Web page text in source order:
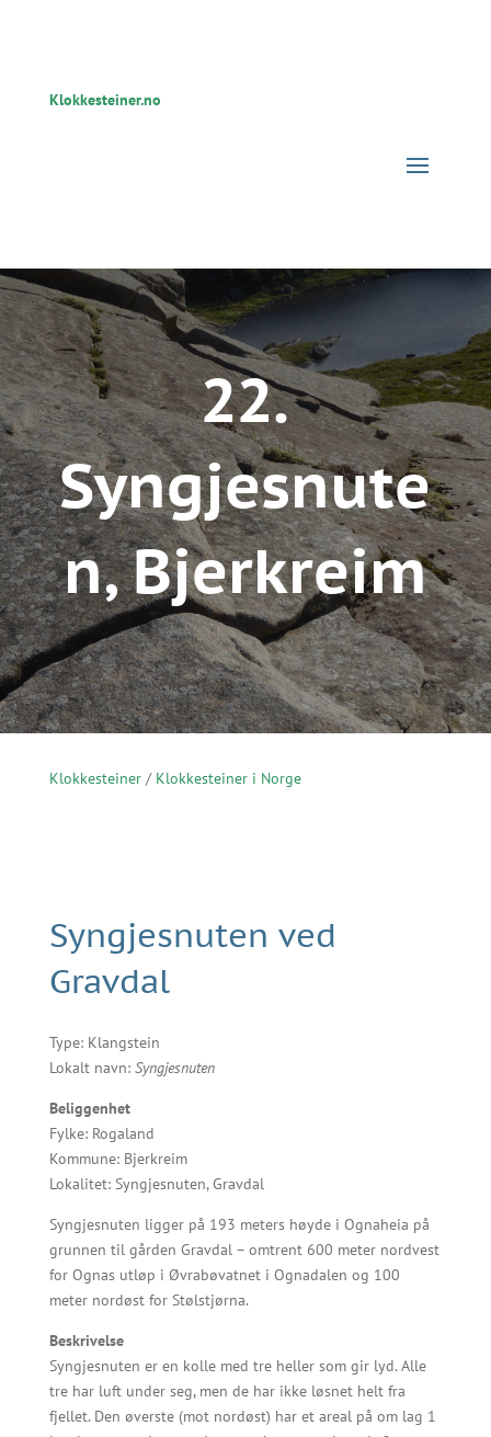
Klokkesteiner.no
22.
Syngjesnute
n, Bjerkreim
Klokkesteiner/ Klokkesteiner i Norge
Syngjesnuten ved
Gravdal
Type: Klangstein
Lokalt navn: Syngjesnuten
Beliggenhet
Fylke: Rogaland
Kommune: Bjerkreim
Lokalitet: Syngjesnuten, Gravdal
Syngjesnuten ligger på 193 meters høyde i Ognaheia på
grunnen til gården Gravdal – omtrent 600 meter nordvest
for Ognas utløp i Øvrabøvatnet i Ognadalen og 100
meter nordøst for Stølstjørna.
Beskrivelse
Syngjesnuten er en kolle med tre heller som gir lyd. Alle
tre har luft under seg, men de har ikke løsnet helt fra
fjellet. Den øverste (mot nordøst) har et areal på om lag 1